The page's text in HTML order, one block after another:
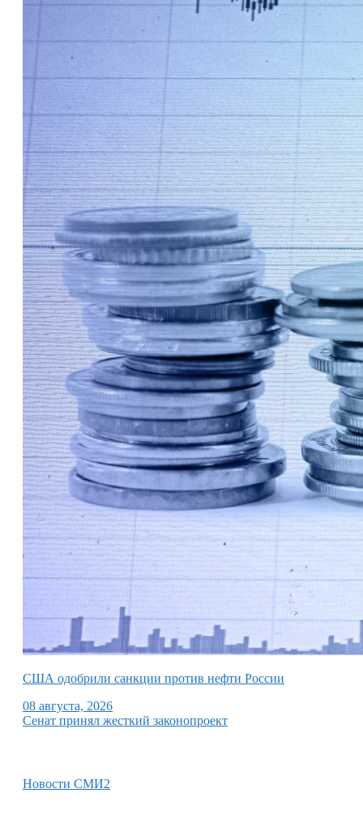
США одобрили санкции против нефти России
08 августа, 2026
Сенат принял жесткий законопроект
Новости СМИ2